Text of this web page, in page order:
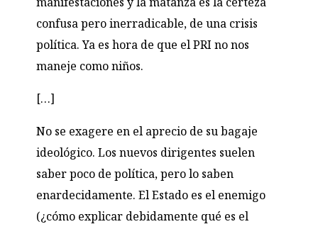
confusa pero inerradicable, de una crisis
política. Ya es hora de que elPRIno nos
maneje como niños.
[…]
No se exagere en el aprecio de su bagaje
ideológico. Los nuevos dirigentes suelen
saber poco de política, pero lo saben
enardecidamente. El Estado es el enemigo
(¿cómo explicar debidamente qué es el